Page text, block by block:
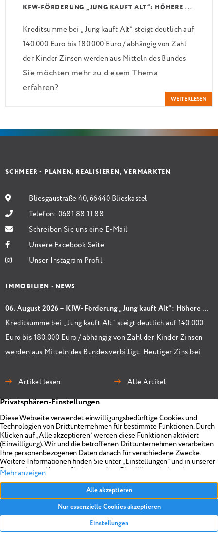
K
FW-FÖRDERUNG „JUNG KAUFT ALT“: HÖHERE KREDITE AB AUGUST 2026
Kreditsumme bei „Jung kauft Alt“ steigt deutlich auf
140.000 Euro bis 180.000 Euro / abhängig von Zahl
der Kinder Zinsen werden aus Mitteln des Bundes
verbilligt: Heutiger Zins bei 0,53 Prozent effektiv
bei 35 Jahren Laufzeit und 10 Jahren Zinsbindung
Antragstellende verpflichten sich zu energetischer
Sanierung in Einzelmaßnahmen […]
Sie möchten mehr zu diesem Thema
erfahren?
WEITERLESEN
SCHMEER - PLANEN, REALISIEREN, VERMARKTEN
Bliesgaustraße 40, 66440 Blieskastel
Telefon: 0681 88 11 88
Schreiben Sie uns eine E-Mail
Unsere Facebook Seite
Unser Instagram Profil
IMMOBILIEN - NEWS
06. August 2026 – KfW-Förderung „Jung kauft Alt“: Höhere Kredite ab August 2026
Kreditsumme bei „Jung kauft Alt“ steigt deutlich auf 140.000
Euro bis 180.000 Euro / abhängig von Zahl der Kinder Zinsen
werden aus Mitteln des Bundes verbilligt: Heutiger Zins bei
Zinsbindung Antragstellende verpflichten sich zu
energetischer Sanierung binnen 54 Monaten nach
Artikel lesen Alle Artikel
Immobilien
Unternehmen
Projekte
Planen
Vermarkten
Über uns
Realisieren
Datenschutz